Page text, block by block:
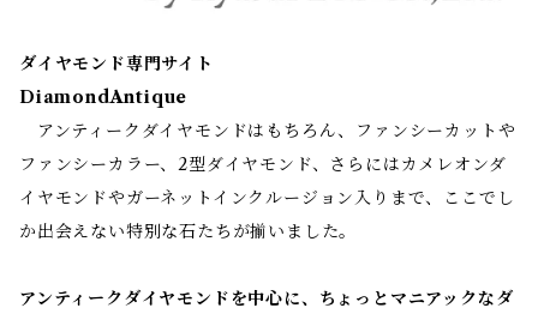
ダイヤモンド専門サイト
DiamondAntique
アンティークダイヤモンドはもちろん、ファンシーカットや
ファンシーカラー、2型ダイヤモンド、さらにはカメレオンダ
イヤモンドやガーネットインクルージョン入りまで、ここでし
か出会えない特別な石たちが揃いました。
アンティークダイヤモンドを中心に、ちょっとマニアックなダ